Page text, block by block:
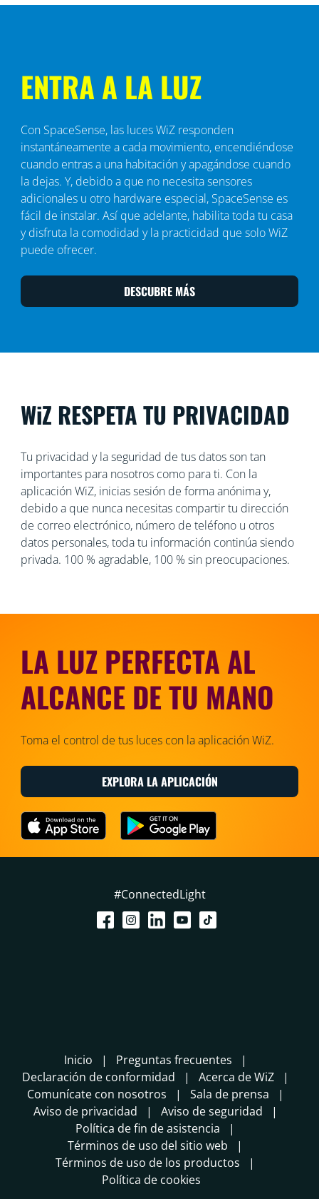
ENTRA A LA LUZ
Con SpaceSense, las luces WiZ responden
instantáneamente a cada movimiento, encendiéndose
cuando entras a una habitación y apagándose cuando
la dejas. Y, debido a que no necesita sensores
adicionales u otro hardware especial, SpaceSense es
fácil de instalar. Así que adelante, habilita toda tu casa
y disfruta la comodidad y la practicidad que solo WiZ
puede ofrecer.
DESCUBRE MÁS
WiZ RESPETA TU PRIVACIDAD
Tu privacidad y la seguridad de tus datos son tan
importantes para nosotros como para ti. Con la
aplicación WiZ, inicias sesión de forma anónima y,
debido a que nunca necesitas compartir tu dirección
de correo electrónico, número de teléfono u otros
datos personales, toda tu información continúa siendo
privada. 100 % agradable, 100 % sin preocupaciones.
LA LUZ PERFECTA AL
ALCANCE DE TU MANO
Toma el control de tus luces con la aplicación WiZ.
EXPLORA LA APLICACIÓN
#ConnectedLight
Inicio
Preguntas frecuentes
Declaración de conformidad
Acerca de WiZ
Comunícate con nosotros
Sala de prensa
Aviso de privacidad
Aviso de seguridad
Política de fin de asistencia
Términos de uso del sitio web
Términos de uso de los productos
Política de cookies